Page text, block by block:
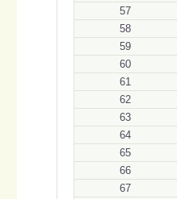
57
58
59
60
61
62
63
64
65
66
67